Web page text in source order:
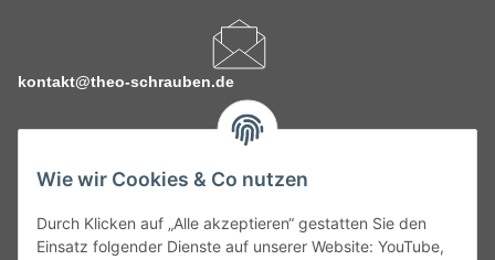
Wie wir Cookies & Co nutzen
Durch Klicken auf „Alle akzeptieren“ gestatten Sie den
Einsatz folgender Dienste auf unserer Website: YouTube,
kontakt@theo-schrauben.de
Service